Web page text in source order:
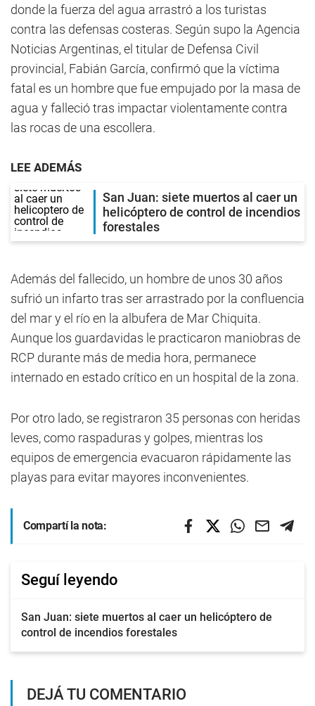
donde la fuerza del agua arrastró a los turistas
contra las defensas costeras. Según supo la Agencia
Noticias Argentinas, el titular de Defensa Civil
provincial, Fabián García, confirmó que la víctima
fatal es un hombre que fue empujado por la masa de
agua y falleció tras impactar violentamente contra
las rocas de una escollera.
LEE ADEMÁS
San Juan: siete muertos al caer un
helicóptero de control de incendios
forestales
Además del fallecido, un hombre de unos 30 años
sufrió un infarto tras ser arrastrado por la confluencia
del mar y el río en la albufera de Mar Chiquita.
Aunque los guardavidas le practicaron maniobras de
RCP durante más de media hora, permanece
internado en estado crítico en un hospital de la zona.
Por otro lado, se registraron 35 personas con heridas
leves, como raspaduras y golpes, mientras los
equipos de emergencia evacuaron rápidamente las
playas para evitar mayores inconvenientes.
Compartí la nota:
Seguí leyendo
San Juan: siete muertos al caer un helicóptero de
control de incendios forestales
DEJÁ TU COMENTARIO